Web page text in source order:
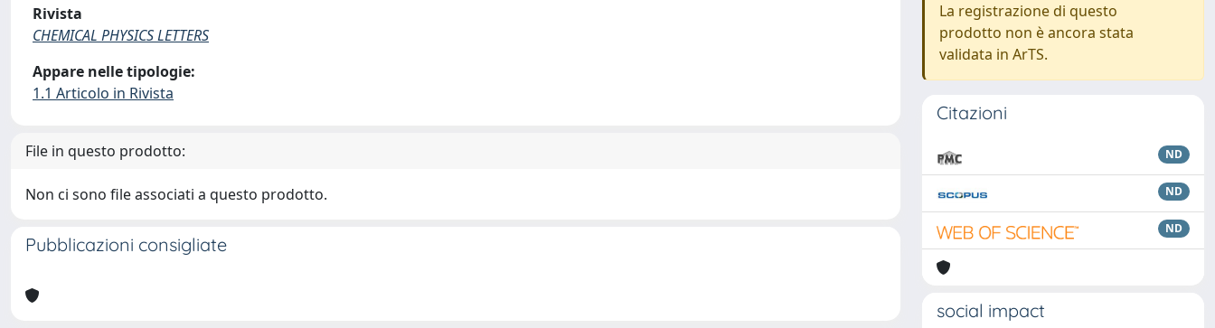
Rivista
CHEMICAL PHYSICS LETTERS
Appare nelle tipologie:
1.1 Articolo in Rivista
File in questo prodotto:
Non ci sono file associati a questo prodotto.
Pubblicazioni consigliate
La registrazione di questo
prodotto non è ancora stata
validata in ArTS.
Citazioni
ND
ND
ND
social impact